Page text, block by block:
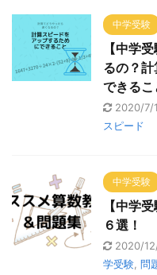
中学受験
【中学
るの？
できるこ
2020/7/
スピード
中学受験
【中学
６選！
2020/
学受験 問